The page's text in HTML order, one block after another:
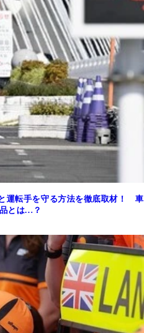
運転手を守る方法を徹底取材！ 車
とは...？